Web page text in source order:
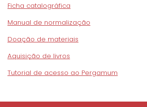
Ficha catalográfica
Manual de normalização
Doação de materiais
Aquisição de livros
Tutorial de acesso ao Pergamum